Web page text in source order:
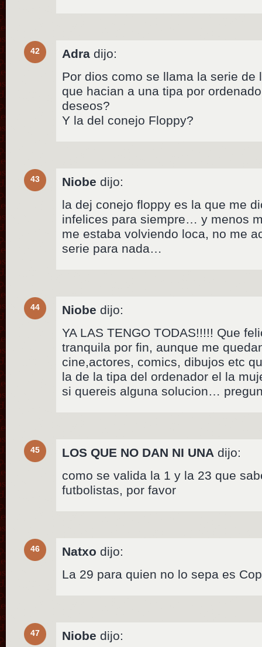
42 Adra dijo:
Por dios como se llama la serie de
que hacian a una tipa por
deseos?
Y la del conejo Floppy?
43 Niobe dijo:
la dej conejo floppy es la que me
infelices para siempre… y menos
me estaba volviendo loca, no me
serie para nada…
44 Niobe dijo:
YA LAS TENGO TODAS!!!!! Que
tranquila por fin, aunque me
cine,actores, comics, dibujos etc
la de la tipa del ordenador el la
si quereis alguna solucion…
45 LOS QUE NO DAN NI UNA dijo:
como se valida la 1 y la 23 que
futbolistas, por favor
46 Natxo dijo:
La 29 para quien no lo sepa es
47 Niobe dijo: